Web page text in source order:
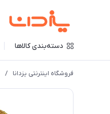
دسته‌بندی کالاها
فروشگاه اینترنتی یزدانا /